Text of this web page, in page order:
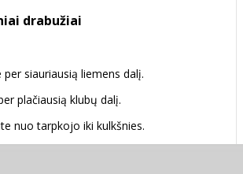
drabužiai
siauriausią liemens dalį.
plačiausią klubų dalį.
nuo tarpkojo iki kulkšnies.